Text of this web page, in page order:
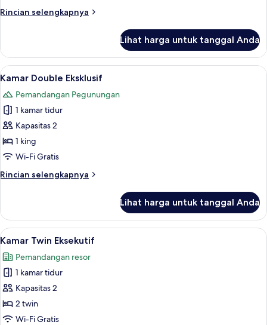
Rincian selengkapnya
Rincian
Kamar
Double
Eksklusif
Lihat harga untuk tanggal Anda
Lihat
semua
foto
untuk
Kamar
Double
Eksklusif
Kamar Double Eksklusif | Meja
8
Kamar Double Eksklusif
Pemandangan Pegunungan
1 kamar tidur
Kapasitas 2
1 king
Wi-Fi Gratis
Rincian selengkapnya
Rincian
Kamar
Double
Eksklusif
Lihat harga untuk tanggal Anda
Lihat
semua
foto
untuk
Kamar
Twin
Eksekutif
Meja kerja, tirai kedap cahaya,
4
Kamar Twin Eksekutif
Pemandangan resor
1 kamar tidur
Kapasitas 2
2 twin
Wi-Fi Gratis